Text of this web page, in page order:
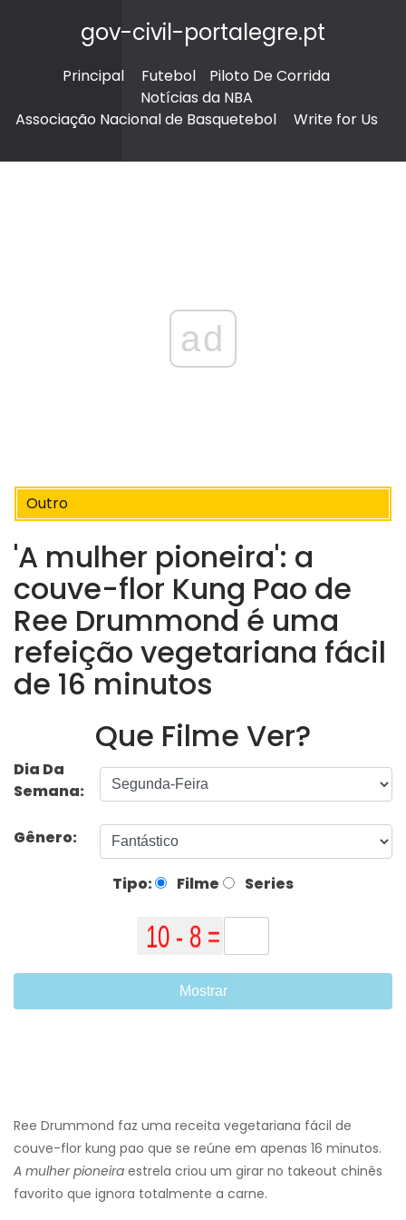
gov-civil-portalegre.pt
Principal Futebol
Piloto De Corrida
Notícias da NBA
Associação Nacional de Basquetebol
Write for Us
ad
Outro
'A mulher pioneira': a
couve-flor Kung Pao de
Ree Drummond é uma
refeição vegetariana fácil
de 16 minutos
Que Filme Ver?
Dia Da
Semana:
Gênero:
Tipo: Filme Series
Mostrar
Ree Drummond faz uma receita vegetariana fácil de
couve-flor kung pao que se reúne em apenas 16 minutos.
A mulher pioneira estrela criou um girar no takeout chinês
favorito que ignora totalmente a carne.